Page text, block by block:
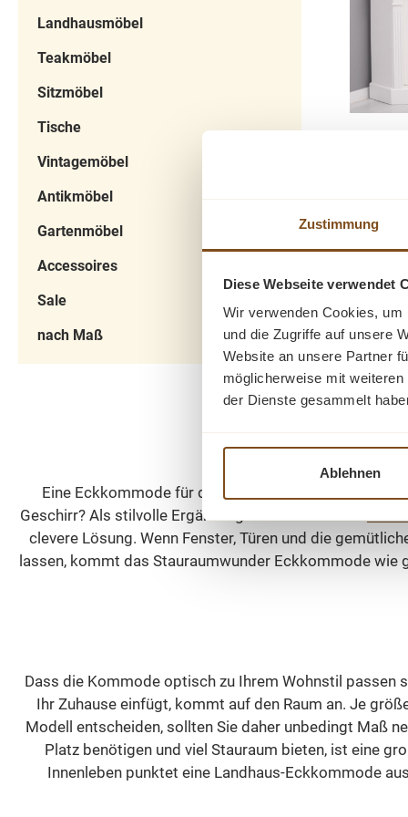
Zustimmung
Diese Webseite verwendet
Wir verwenden Cookies,
und die Zugriffe auf unsere
Website an unsere Partner
möglicherweise mit
der Dienste gesammelt
Ablehnen
kg
Landhausmöbel
Teakmöbel
Sitzmöbel
Tische
Vintagemöbel
Antikmöbel
Gartenmöbel
Accessoires
Sale
nach Maß
ideal
und
passt
Sie die
des
Diese
Ästhetik.
Eleganz
cm, T: 52 cm
wählbar
100%
42,5
Preise
Eine Eckkommode für das Wohnzimmer löst
Geschirr? Als stilvolle Ergänzung zum Buffet- oder
clevere Lösung. Wenn Fenster, Türen und die
lassen, kommt das Stauraumwunder Eckkommode wie
Dass die Kommode optisch zu Ihrem Wohnstil passen
Ihr Zuhause einfügt, kommt auf den Raum an. Je
Modell entscheiden, sollten Sie daher unbedingt Maß
Platz benötigen und viel Stauraum bieten, ist eine
Innenleben punktet eine Landhaus-Eckkommode